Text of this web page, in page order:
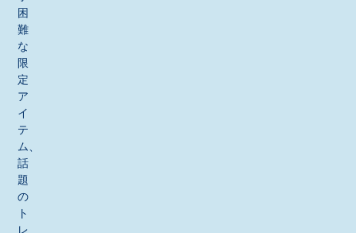
困
難
な
限
定
ア
イ
テ
ム、
話
題
の
ト
レ